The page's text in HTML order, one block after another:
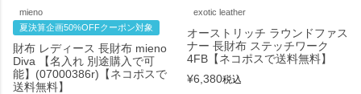
mieno
夏決算企画50%OFFクーポン対象
財布 レディース 長財布 mieno
Diva 【名入れ 別途購入で可
能】(07000386r)【ネコポスで
送料無料】
exotic leather
オーストリッチ ラウンドファス
ナー 長財布 ステッチワーク
4FB【ネコポスで送料無料】
¥6,380税込